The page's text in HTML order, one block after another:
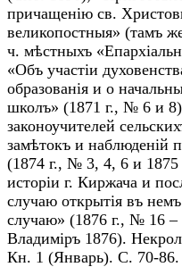
причащенію св.
великопостныя» (тамъ
ч. мѣстныхъ
«Объ участіи
образованія и о
школъ» (1871 г., № 6 и
законоучителей
замѣтокъ и наблюденій
(1874 г., № 3, 4, 6 и
исторіи г. Киржача и
случаю открытія въ
случаю» (1876 г., № 16
Владиміръ 1876).
Кн. 1 (Январь). С. 70-86.